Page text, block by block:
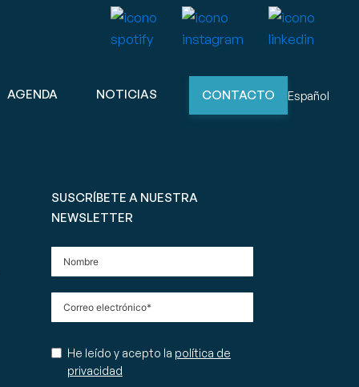
AGENDA NOTICIAS CONTACTO Español
SUSCRÍBETE A NUESTRA
NEWSLETTER
He leído y acepto la política de
privacidad